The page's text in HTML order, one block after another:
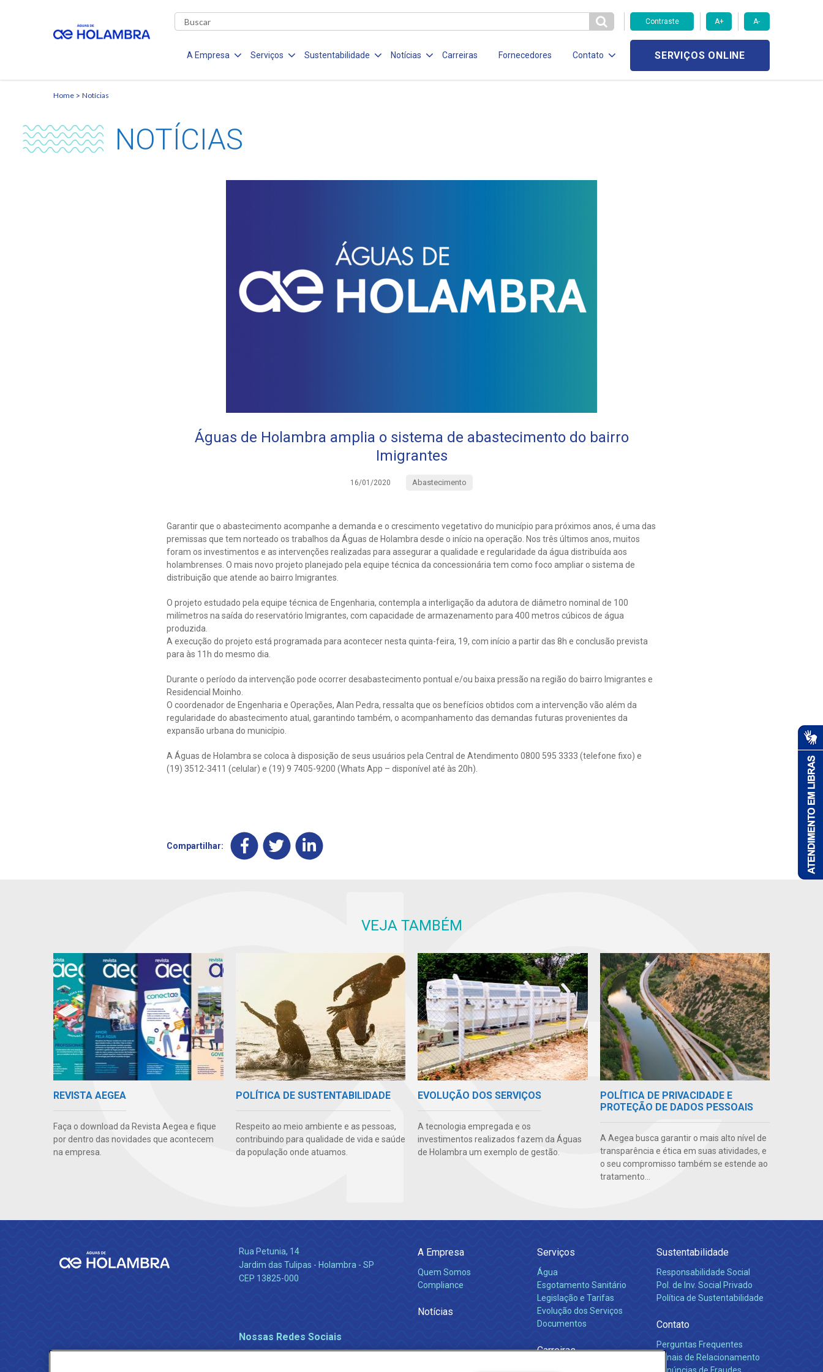
Contraste A+ A-
A Empresa Serviços Sustentabilidade Notícias Carreiras Fornecedores Contato SERVIÇOS ONLINE
Home Notícias
NOTÍCIAS
Águas de Holambra amplia o sistema de abastecimento do bairro
Imigrantes
16/01/2020 Abastecimento
Garantir que o abastecimento acompanhe a demanda e o crescimento vegetativo do município para próximos anos, é uma das
premissas que tem norteado os trabalhos da Águas de Holambra desde o início na operação. Nos três últimos anos, muitos
foram os investimentos e as intervenções realizadas para assegurar a qualidade e regularidade da água distribuída aos
holambrenses. O mais novo projeto planejado pela equipe técnica da concessionária tem como foco ampliar o sistema de
distribuição que atende ao bairro Imigrantes.
O projeto estudado pela equipe técnica de Engenharia, contempla a interligação da adutora de diâmetro nominal de 100
milímetros na saída do reservatório Imigrantes, com capacidade de armazenamento para 400 metros cúbicos de água
produzida.
A execução do projeto está programada para acontecer nesta quinta-feira, 19, com início a partir das 8h e conclusão prevista
para às 11h do mesmo dia.
Durante o período da intervenção pode ocorrer desabastecimento pontual e/ou baixa pressão na região do bairro Imigrantes e
Residencial Moinho.
O coordenador de Engenharia e Operações, Alan Pedra, ressalta que os benefícios obtidos com a intervenção vão além da
regularidade do abastecimento atual, garantindo também, o acompanhamento das demandas futuras provenientes da
expansão urbana do município.
A Águas de Holambra se coloca à disposição de seus usuários pela Central de Atendimento 0800 595 3333 (telefone fixo) e
(19) 3512-3411 (celular) e (19) 9 7405-9200 (Whats App – disponível até às 20h).
Compartilhar:
VEJA TAMBÉM
REVISTA AEGEA
Faça o download da Revista Aegea e fique
por dentro das novidades que acontecem
na empresa.
POLÍTICA DE SUSTENTABILIDADE
Respeito ao meio ambiente e as pessoas,
contribuindo para qualidade de vida e saúde
da população onde atuamos.
EVOLUÇÃO DOS SERVIÇOS
A tecnologia empregada e os
investimentos realizados fazem da Águas
de Holambra um exemplo de gestão.
POLÍTICA DE PRIVACIDADE E
PROTEÇÃO DE DADOS PESSOAIS
A Aegea busca garantir o mais alto nível de
transparência e ética em suas atividades, e
o seu compromisso também se estende ao
tratamento...
Rua Petunia, 14
Jardim das Tulipas - Holambra - SP
CEP 13825-000
Nossas Redes Sociais
A Empresa
Quem Somos
Compliance
Notícias
Serviços
Água
Esgotamento Sanitário
Legislação e Tarifas
Evolução dos Serviços
Documentos
Carreiras
Sustentabilidade
Responsabilidade Social
Pol. de Inv. Social Privado
Política de Sustentabilidade
Contato
Perguntas Frequentes
Canais de Relacionamento